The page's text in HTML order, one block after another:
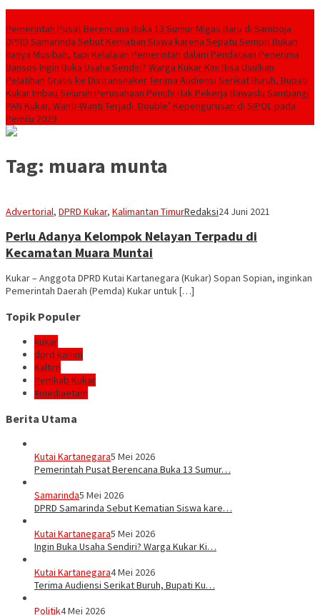
Pemerintah Pusat Berencana Buka 13 Sumur Migas Baru di Samboja
DPRD Samarinda Sebut Kematian Siswa karena Sepatu Sempit Bukan
hanya Musibah, tapi Kelalaian Pemerintah dalam Pendataan Penerima
Bansos Ingin Buka Usaha Sendiri? Warga Kukar Kini Bisa Usulkan
Pelatihan Gratis ke DistransnakerTerima Audiensi Serikat Buruh, Bupati
Kukar Imbau Seluruh Perusahaan Penuhi Hak Pekerja Bawaslu Sambangi
PAN Kukar, Wanti-Wanti Terjadi ‘Double’ Kepengurusan di SIPOL pada
Pemilu 2029
Tag: muara munta
Advertorial, DPRD Kukar, Kalimantan TimurRedaksi24 Juni 2021
Perlu Adanya Kelompok Nelayan Terpadu di
Kecamatan Muara Muntai
Kukar – Anggota DPRD Kutai Kartanegara (Kukar) Sopan Sopian, inginkan
Pemerintah Daerah (Pemda) Kukar untuk […]
Topik Populer
kukar
dprd kaltim
Kaltim
Pemkab Kukar
#mediaetam
Berita Utama
Kutai Kartanegara5 Mei 2026
Pemerintah Pusat Berencana Buka 13 Sumur…
Samarinda5 Mei 2026
DPRD Samarinda Sebut Kematian Siswa kare…
Kutai Kartanegara5 Mei 2026
Ingin Buka Usaha Sendiri? Warga Kukar Ki…
Kutai Kartanegara4 Mei 2026
Terima Audiensi Serikat Buruh, Bupati Ku…
Politik4 Mei 2026